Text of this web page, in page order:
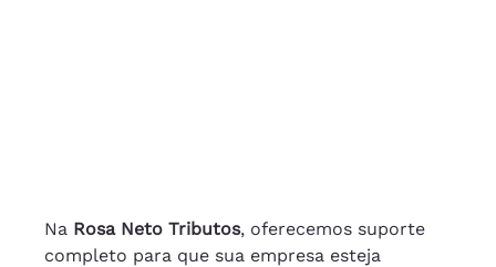
Na Rosa Neto Tributos, oferecemos suporte
completo para que sua empresa esteja